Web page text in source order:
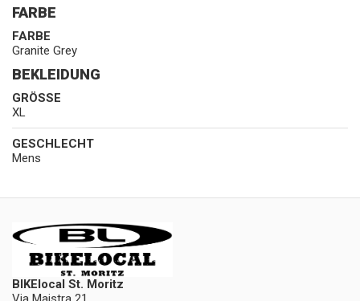
FARBE
FARBE
Granite Grey
BEKLEIDUNG
GRÖSSE
XL
GESCHLECHT
Mens
BIKElocal St. Moritz